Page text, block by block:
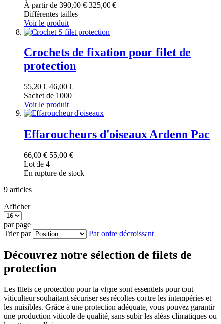
À partir de 390,00 € 325,00 €
Différentes tailles
Voir le produit
Crochets de fixation pour filet de
protection
55,20 € 46,00 €
Sachet de 1000
Voir le produit
Effaroucheurs d'oiseaux Ardenn Pac
66,00 € 55,00 €
Lot de 4
En rupture de stock
9 articles
Afficher
par page
Trier par
Par ordre décroissant
Découvrez notre sélection de filets de
protection
Les filets de protection pour la vigne sont essentiels pour tout
viticulteur souhaitant sécuriser ses récoltes contre les intempéries et
les nuisibles. Grâce à une protection adéquate, vous pouvez garantir
une production viticole de qualité, sans subir les aléas climatiques ou